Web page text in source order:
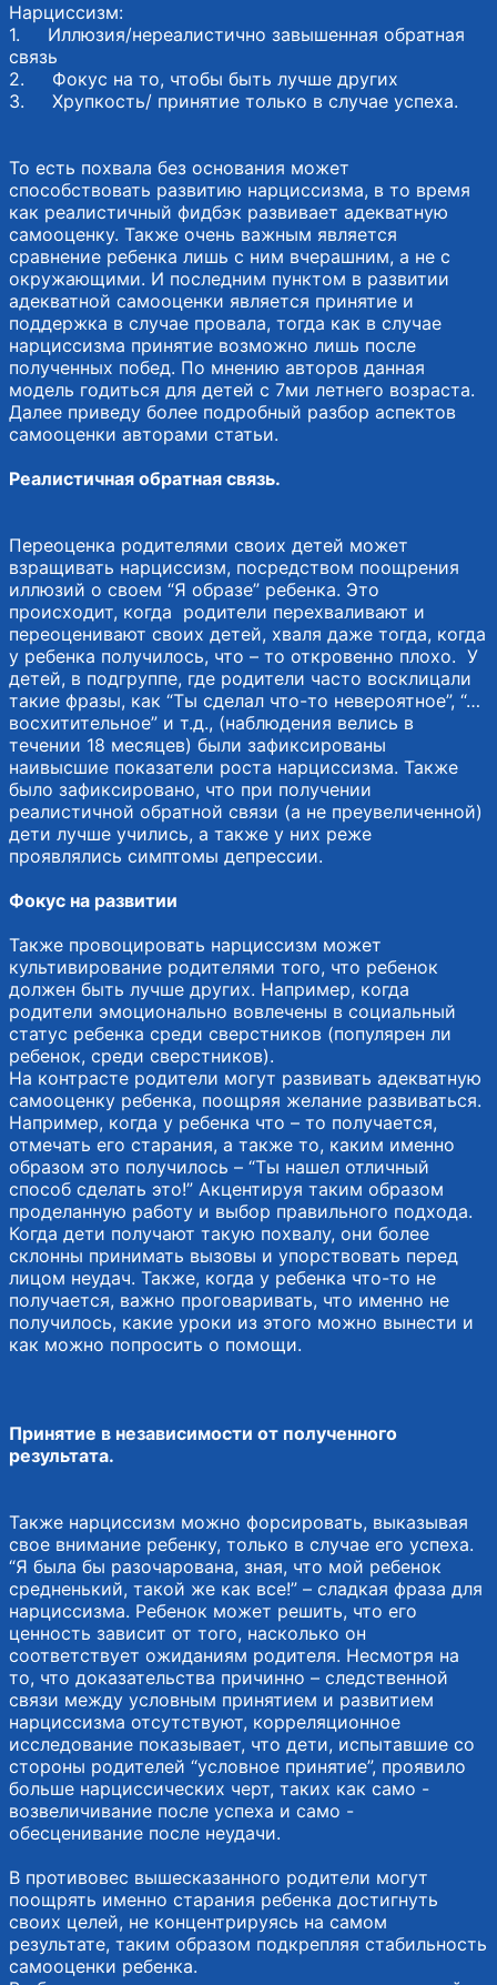
Нарциссизм:
1. Иллюзия/нереалистично завышенная обратная
связь
2. Фокус на то, чтобы быть лучше других
3. Хрупкость/ принятие только в случае успеха.
То есть похвала без основания может
способствовать развитию нарциссизма, в то время
как реалистичный фидбэк развивает адекватную
самооценку. Также очень важным является
сравнение ребенка лишь с ним вчерашним, а не с
окружающими. И последним пунктом в развитии
адекватной самооценки является принятие и
поддержка в случае провала, тогда как в случае
нарциссизма принятие возможно лишь после
полученных побед. По мнению авторов данная
модель годиться для детей с 7ми летнего возраста.
Далее приведу более подробный разбор аспектов
самооценки авторами статьи.
Реалистичная обратная связь.
Переоценка родителями своих детей может
взращивать нарциссизм, посредством поощрения
иллюзий о своем “Я образе” ребенка. Это
происходит, когда родители перехваливают и
переоценивают своих детей, хваля даже тогда, когда
у ребенка получилось, что – то откровенно плохо. У
детей, в подгруппе, где родители часто восклицали
такие фразы, как “Ты сделал что-то невероятное”, “…
восхитительное” и т.д., (наблюдения велись в
течении 18 месяцев) были зафиксированы
наивысшие показатели роста нарциссизма. Также
было зафиксировано, что при получении
реалистичной обратной связи (а не преувеличенной)
дети лучше учились, а также у них реже
проявлялись симптомы депрессии.
Фокус на развитии
Также провоцировать нарциссизм может
культивирование родителями того, что ребенок
должен быть лучше других. Например, когда
родители эмоционально вовлечены в социальный
статус ребенка среди сверстников (популярен ли
ребенок, среди сверстников).
На контрасте родители могут развивать адекватную
самооценку ребенка, поощряя желание развиваться.
Например, когда у ребенка что – то получается,
отмечать его старания, а также то, каким именно
образом это получилось – “Ты нашел отличный
способ сделать это!” Акцентируя таким образом
проделанную работу и выбор правильного подхода.
Когда дети получают такую похвалу, они более
склонны принимать вызовы и упорствовать перед
лицом неудач. Также, когда у ребенка что-то не
получается, важно проговаривать, что именно не
получилось, какие уроки из этого можно вынести и
как можно попросить о помощи.
Принятие в независимости от полученного
результата.
Также нарциссизм можно форсировать, выказывая
свое внимание ребенку, только в случае его успеха.
“Я была бы разочарована, зная, что мой ребенок
средненький, такой же как все!” – сладкая фраза для
нарциссизма. Ребенок может решить, что его
ценность зависит от того, насколько он
соответствует ожиданиям родителя. Несмотря на
то, что доказательства причинно – следственной
связи между условным принятием и развитием
нарциссизма отсутствуют, корреляционное
исследование показывает, что дети, испытавшие со
стороны родителей “условное принятие”, проявило
больше нарциссических черт, таких как само -
возвеличивание после успеха и само -
обесценивание после неудачи.
В противовес вышесказанного родители могут
поощрять именно старания ребенка достигнуть
своих целей, не концентрируясь на самом
результате, таким образом подкрепляя стабильность
самооценки ребенка.